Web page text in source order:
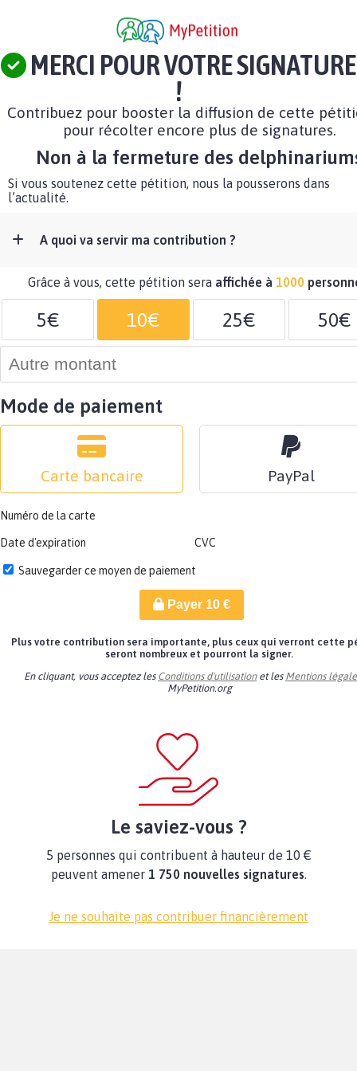
MERCI POUR VOTRE SIGNATURE
!
Contribuez pour booster la diffusion de cette
pour récolter encore plus de signatures.
Non à la fermeture des
Si vous soutenez cette pétition, nous la pousserons dans
l’actualité.
A quoi va servir ma contribution ?
Grâce à vous, cette pétition sera affichée à 1000
5€ 10€ 25€ 50€
Mode de paiement
Carte bancaire PayPal
Numéro de la carte
Date d'expiration CVC
Sauvegarder ce moyen de paiement
Payer 10€
Plus votre contribution sera importante, plus ceux qui verront cette
seront nombreux et pourront la signer.
En cliquant, vous acceptez les Conditions d'utilisationet les Mentions
MyPetition.org
Le saviez-vous ?
5 personnes qui contribuent à hauteur de 10 €
peuvent amener 1 750 nouvelles signatures.
Je ne souhaite pas contribuer financièrement